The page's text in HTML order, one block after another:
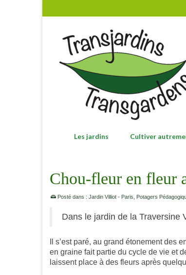
Les jardins Cultiver
Chou-fleur en fleur
Posté dans : Jardin Villiot - Paris Potagers
Dans le jardin de la Traversine
Il s’est paré, au grand étonement des
en graine fait partie du cycle de vie et
laissent place à des fleurs après